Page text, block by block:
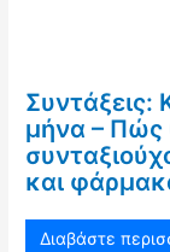
μήνα – Πώς
και
Διαβάστε